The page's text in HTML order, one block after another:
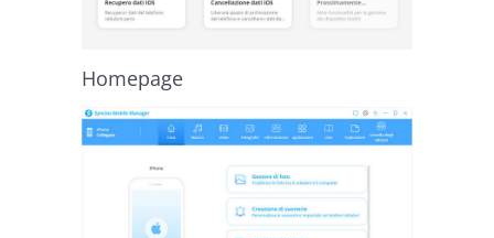
Homepage